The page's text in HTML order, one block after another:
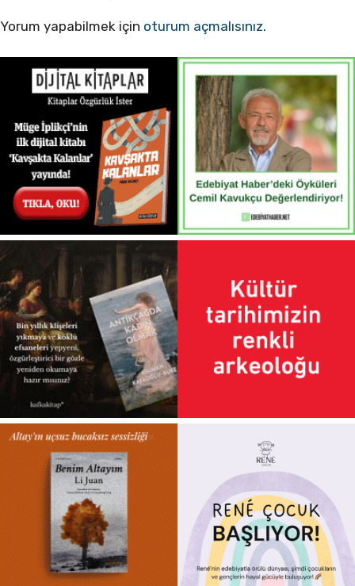
Yorum yapabilmek için oturum açmalısınız.